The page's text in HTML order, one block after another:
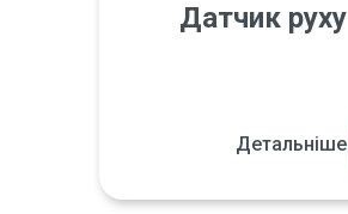
Датчик руху
Детальніше